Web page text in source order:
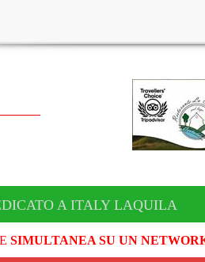
A ITALY LAQUILA
SIMULTANEA SU UN